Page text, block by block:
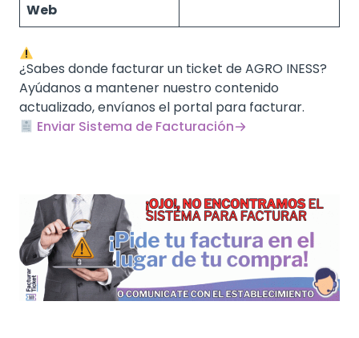
Web
¿Sabes donde facturar un ticket de AGRO INESS?
Ayúdanos a mantener nuestro contenido
actualizado, envíanos el portal para facturar.
Enviar Sistema de Facturación